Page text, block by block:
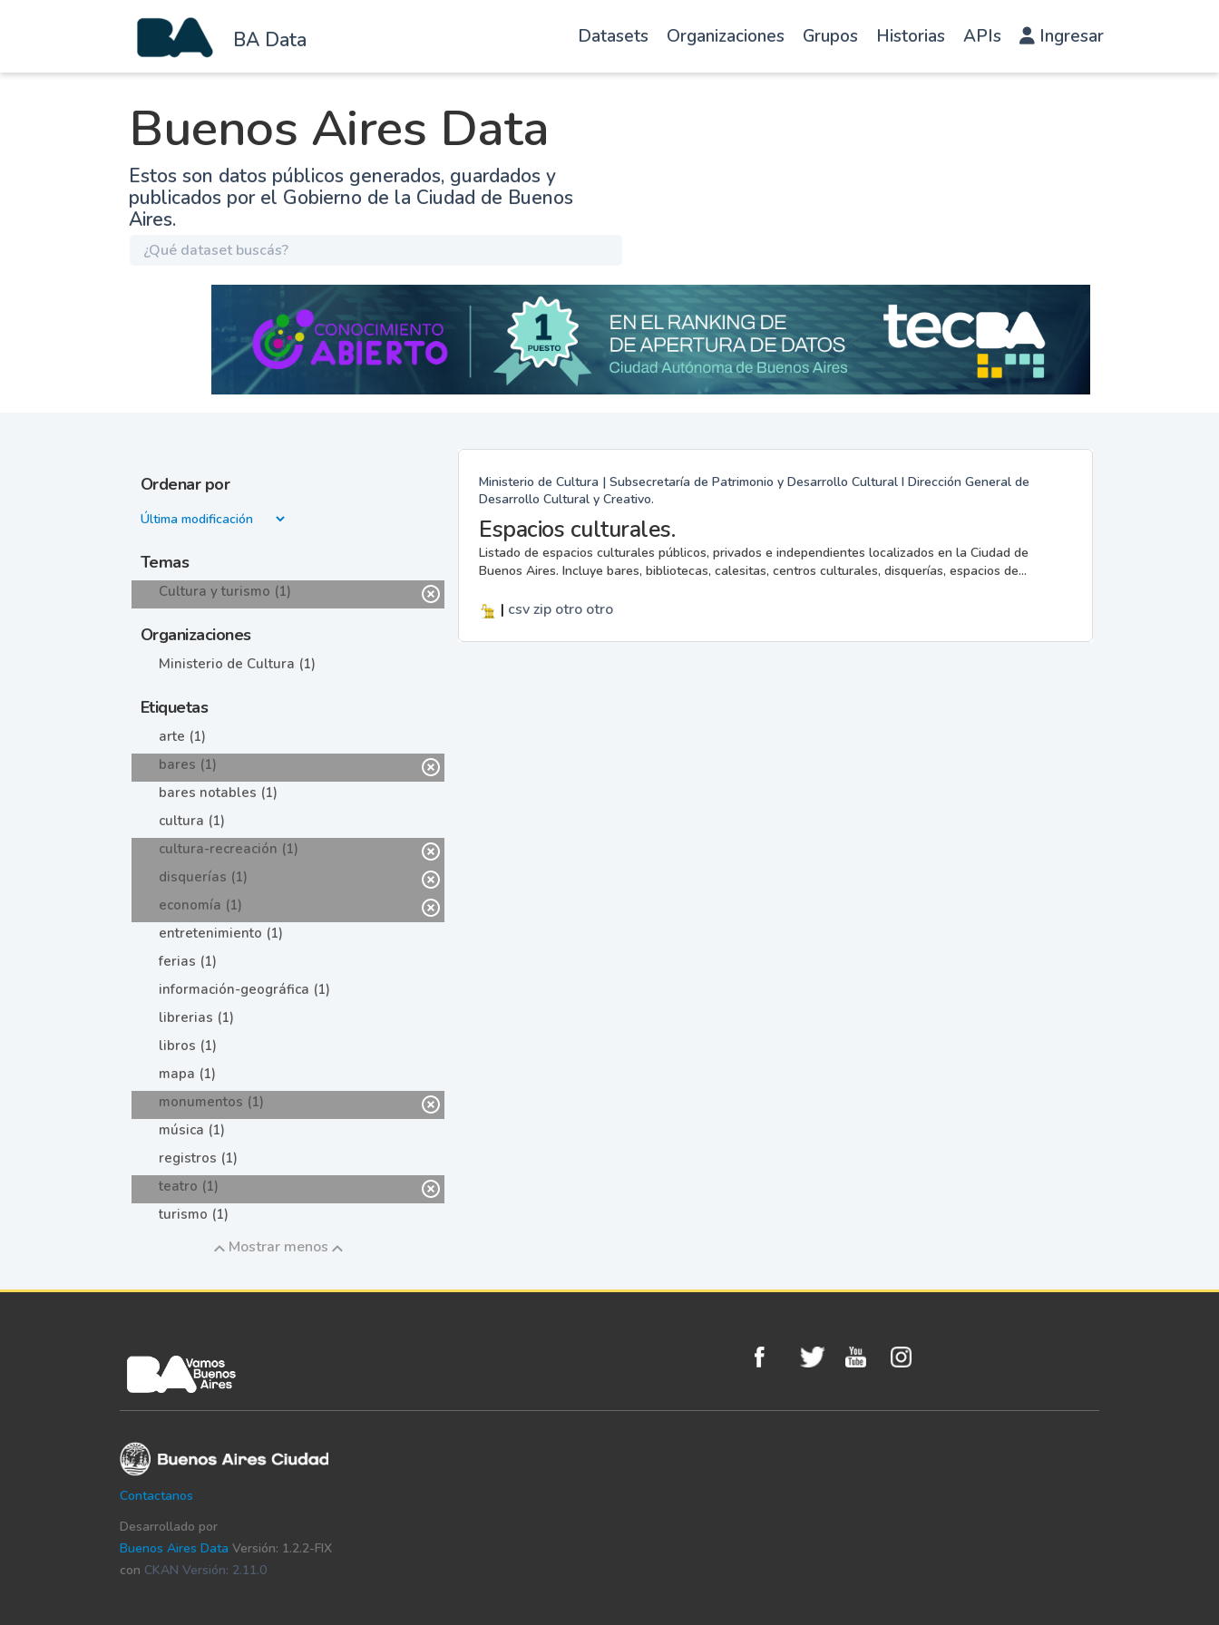
BA Data Datasets Organizaciones Grupos Historias APIs Ingresar
Buenos Aires Data
Estos son datos públicos generados, guardados y
publicados por el Gobierno de la Ciudad de Buenos
Aires.
Ordenar por
Temas
Cultura y turismo (1)
Organizaciones
Ministerio de Cultura (1)
Etiquetas
arte (1)
bares (1)
bares notables (1)
cultura (1)
cultura-recreación (1)
disquerías (1)
economía (1)
entretenimiento (1)
ferias (1)
información-geográfica (1)
librerias (1)
libros (1)
mapa (1)
monumentos (1)
música (1)
registros (1)
teatro (1)
turismo (1)
Mostrar menos
Ministerio de Cultura | Subsecretaría de Patrimonio y Desarrollo Cultural I Dirección General de
Desarrollo Cultural y Creativo.
Espacios culturales.
Listado de espacios culturales públicos, privados e independientes localizados en la Ciudad de
Buenos Aires. Incluye bares, bibliotecas, calesitas, centros culturales, disquerías, espacios de...
| csvzip otro otro
Contactanos
Desarrollado por
Buenos Aires Data Versión: 1.2.2-FIX
con CKAN Versión: 2.11.0